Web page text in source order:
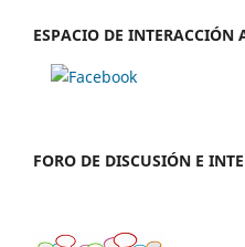
ESPACIO DE
FORO DE DISCUSIÓN E